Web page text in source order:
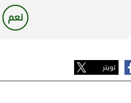
نعم
تويتر